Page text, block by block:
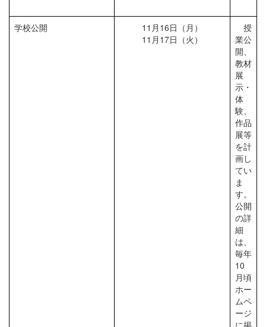
学校公開
11月16日（月）
11月17日（火）
授
業公
開、
教材
展
示・
体
験、
作品
展等
を計
画し
てい
ま
す。
公開
の詳
細
は、
毎年
10
月頃
ホー
ムペ
ージ
に掲